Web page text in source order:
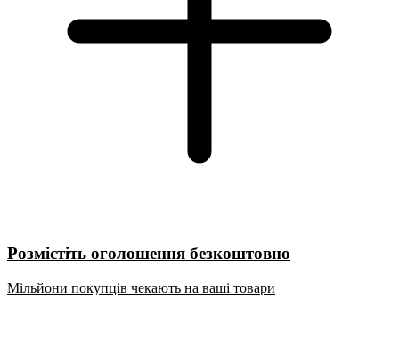
Розмістіть оголошення безкоштовно
Мільйони покупців чекають на ваші товари